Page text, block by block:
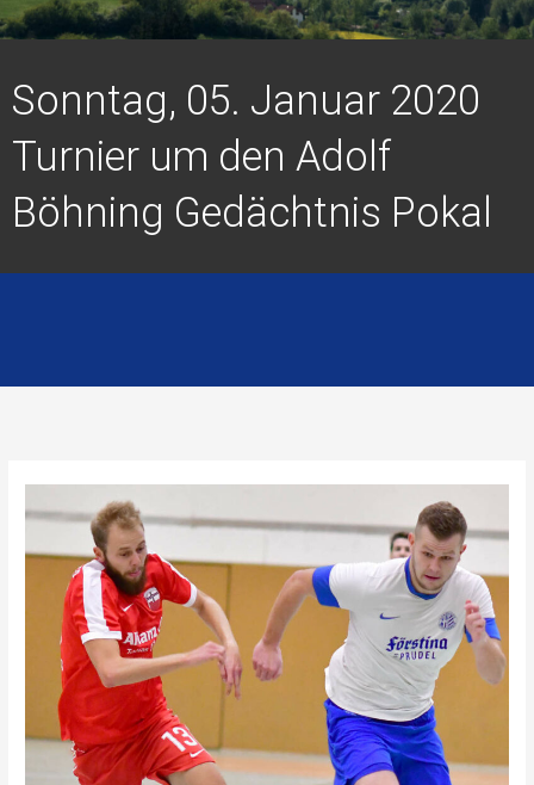
Sonntag, 05. Januar 2020
Turnier um den Adolf
Böhning Gedächtnis Pokal